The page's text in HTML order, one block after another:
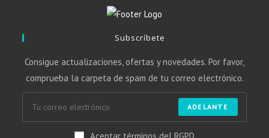
Subscríbete
Consigue actualizaciones, ofertas y novedades. Por favor,
comprueba la carpeta de spam de tu correo electrónico.
ADELANTE